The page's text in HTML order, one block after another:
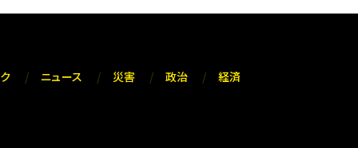
ニュース 災害 政治 経済